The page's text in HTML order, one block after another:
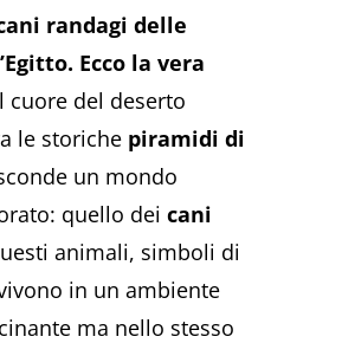
randagi delle
Ecco la vera
cuore del deserto
le storiche piramidi di
un mondo
quello deicani
animali, simboli di
in un ambiente
ma nello stesso